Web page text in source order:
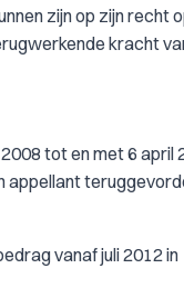
zijn op zijn recht
kracht
tot en met 6 april
appellant
vanaf juli 2012 in